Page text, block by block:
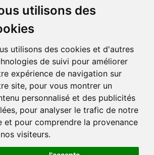
utilisons des
utilisons des cookies et d'autres
de suivi pour améliorer
expérience de navigation sur
site, pour vous montrer un
personnalisé et des publicités
pour analyser le trafic de notre
et pour comprendre la provenance
visiteurs.
:MonsieurPaul
indépendant et n'est en aucun cas lié de
soit avec The Walt Disney Company, Pixar,
ou leurs dérivés ou associés. Toute demande
ou Pixar sera ignorée. Merci de votre